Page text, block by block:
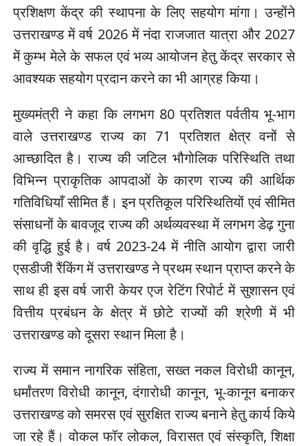
प्रशिक्षण केंद्र की स्थापना के लिए सहयोग मांगा। उन्होंने
उत्तराखण्ड में वर्ष 2026 में नंदा राजजात यात्रा और 2027
में कुम्भ मेले के सफल एवं भव्य आयोजन हेतु केंद्र सरकार से
आवश्यक सहयोग प्रदान करने का भी आग्रह किया।
मुख्यमंत्री ने कहा कि लगभग 80 प्रतिशत पर्वतीय भू-भाग
वाले उत्तराखण्ड राज्य का 71 प्रतिशत क्षेत्र वनों से
आच्छादित है। राज्य की जटिल भौगोलिक परिस्थिति तथा
विभिन्न प्राकृतिक आपदाओं के कारण राज्य की आर्थिक
गतिविधियाँ सीमित हैं। इन प्रतिकूल परिस्थितियों एवं सीमित
संसाधनों के बावजूद राज्य की अर्थव्यवस्था में लगभग डेढ़ गुना
की वृद्धि हुई है। वर्ष 2023-24 में नीति आयोग द्वारा जारी
एसडीजी रैंकिंग में उत्तराखण्ड ने प्रथम स्थान प्राप्त करने के
साथ ही इस वर्ष जारी केयर एज रेटिंग रिपोर्ट में सुशासन एवं
वित्तीय प्रबंधन के क्षेत्र में छोटे राज्यों की श्रेणी में भी
उत्तराखण्ड को दूसरा स्थान मिला है।
राज्य में समान नागरिक संहिता, सख्त नकल विरोधी कानून,
धर्मांतरण विरोधी कानून, दंगारोधी कानून, भू-कानून बनाकर
उत्तराखण्ड को समरस एवं सुरक्षित राज्य बनाने हेतु कार्य किये
जा रहे हैं। वोकल फॉर लोकल, विरासत एवं संस्कृति, शिक्षा